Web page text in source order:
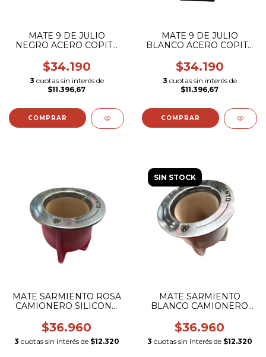
MATE 9 DE JULIO
NEGRO ACERO COPITA
(ESCUDO COLOR)
$34.190
3 cuotas sin interés de
$11.396,67
MATE 9 DE JULIO
BLANCO ACERO COPITA
(ESCUDO COLOR)
$34.190
3 cuotas sin interés de
$11.396,67
MATE SARMIENTO ROSA
CAMIONERO SILICONA
$36.960
3 cuotas sin interés de $12.320
SIN STOCK
MATE SARMIENTO
BLANCO CAMIONERO
GRABADA
$36.960
3 cuotas sin interés de $12.320